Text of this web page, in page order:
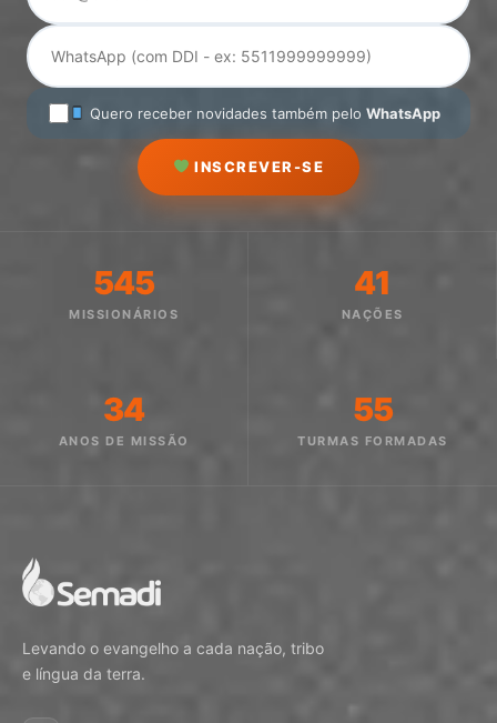
Quero receber novidades também pelo WhatsApp
INSCREVER-SE
545
MISSIONÁRIOS
41
NAÇÕES
34
ANOS DE MISSÃO
55
TURMAS FORMADAS
Levando o evangelho a cada nação, tribo
e língua da terra.